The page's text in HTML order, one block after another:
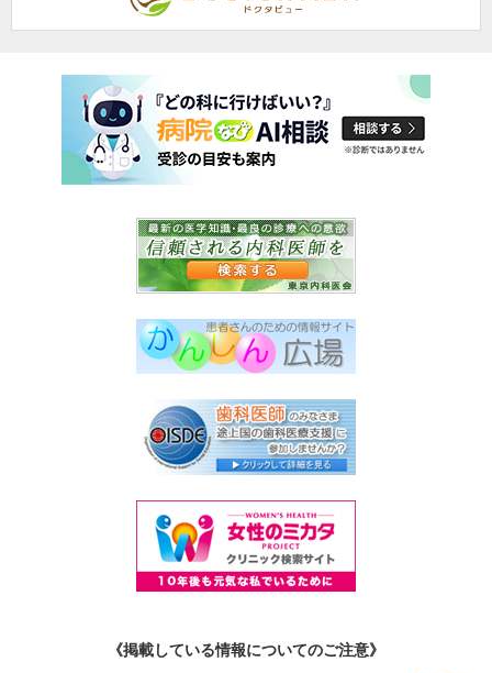
《掲載している情報についてのご注意》